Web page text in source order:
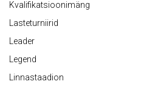
Kvalifikatsioonimäng
Lasteturniirid
Leader
Legend
Linnastaadion